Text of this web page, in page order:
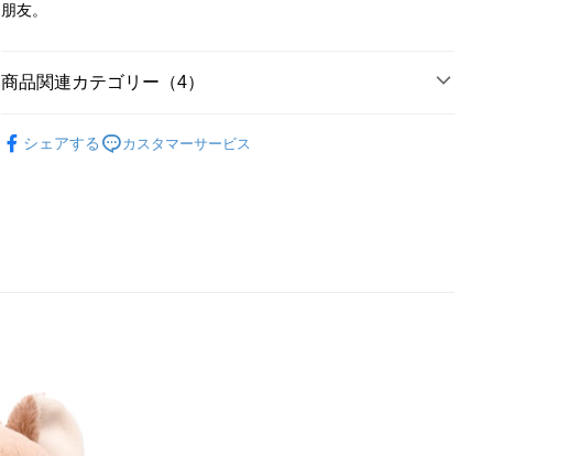
3.注文するときのお支払いは不要です。商品はご指定の住所に配送されま
員の場合は、AFTEE アプリプッシュ通知が届きます。
5.商品受け取り時のお支払いは不要です。商品を確かめてから、SMSま
き、限度額が設定されます。
2.決済金額は最低NT$20です。
3.現在、台湾の会員のみご利用いただけます。
配送方法
配送毎にNT$100、NT$490以上で送料無料
配送毎にNT$100、NT$490以上で送料無料
朋友。
商品関連カテゴリー（4）
シェアする カスタマーサービス